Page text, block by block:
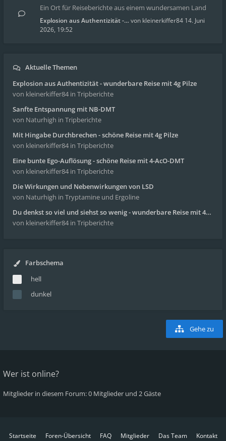
Ein Ort für Reiseberichte aus einem wundersamen Land
Explosion aus Authentizität -… von kleinerkiffer84 14. Juni
2026, 19:52
Aktuelle Themen
Explosion aus Authentizität - wunderbare Reise mit 4g Pilze
von kleinerkiffer84 in Tripberichte
Sanfte Entspannung mit NB-DMT
von Naturhigh in Tripberichte
Mit Hingabe Durchbrechen - schöne Reise mit 4g Pilze
von kleinerkiffer84 in Tripberichte
Eine bunte Ego-Auflösung - schöne Reise mit 4-AcO-DMT
von kleinerkiffer84 in Tripberichte
Die Wirkungen und Nebenwirkungen von LSD
von Naturhigh in Tryptamine und Ergoline
Du denkst so viel und siehst so wenig - wunderbare Reise mit 4g Pilze
von kleinerkiffer84 in Tripberichte
Farbschema
hell
dunkel
Gehe zu
Wer ist online?
Mitglieder in diesem Forum: 0 Mitglieder und 2 Gäste
Startseite Foren-Übersicht FAQ Mitglieder Das Team Kontakt